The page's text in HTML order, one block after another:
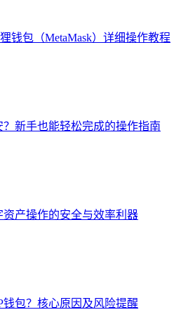
钱包（MetaMask）详细操作教程
新手也能轻松完成的操作指南
产操作的安全与效率利器
包？核心原因及风险提醒